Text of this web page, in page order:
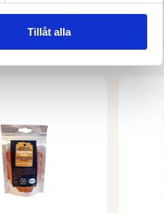
Tillåt alla